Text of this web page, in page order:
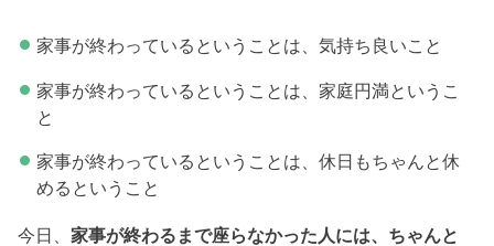
家事が終わっているということは、気持ち良いこと
家事が終わっているということは、家庭円満というこ
と
家事が終わっているということは、休日もちゃんと休
めるということ
今日、家事が終わるまで座らなかった人には、ちゃんと